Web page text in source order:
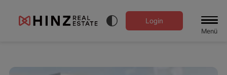
Menü
Login